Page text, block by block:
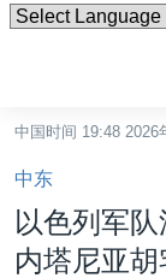
碍
链
接
跳 中国
中国时间 19:48 2026
中东
以色列军
内塔尼亚胡